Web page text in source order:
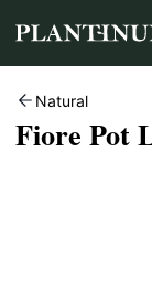
Plantinum home
Natural
Fiore Pot